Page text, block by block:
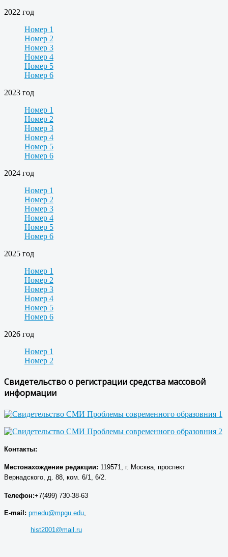
2022 год
Номер 1
Номер 2
Номер 3
Номер 4
Номер 5
Номер 6
2023 год
Номер 1
Номер 2
Номер 3
Номер 4
Номер 5
Номер 6
2024 год
Номер 1
Номер 2
Номер 3
Номер 4
Номер 5
Номер 6
2025 год
Номер 1
Номер 2
Номер 3
Номер 4
Номер 5
Номер 6
2026 год
Номер 1
Номер 2
Свидетельство о регистрации средства массовой
информации
Контакты:
Местонахождение редакции: 119571, г. Москва, проспект
Вернадского, д. 88, ком. 6/1, 6/2.
Телефон:+7(499) 730-38-63
E-mail: pmedu@mpgu.edu
hist2001@mail.ru